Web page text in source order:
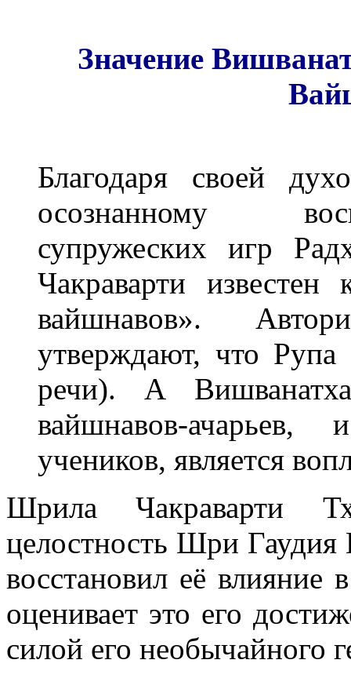
Значение
Благодаря своей
осознанному
супружеских игр
Чакраварти известен
вайшнавов».
утверждают, что
речи). А
вайшнавов-
учеников, является
Шрила Чакраварти
целостность Шри
восстановил её
оценивает это его
силой его необычайного